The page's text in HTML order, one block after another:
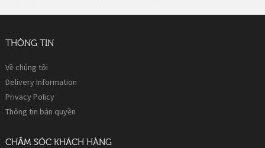
THÔNG TIN
Về chúng tôi
Delivery Information
Privacy Policy
Thông tin bản quyền
CHĂM SÓC KHÁCH HÀNG